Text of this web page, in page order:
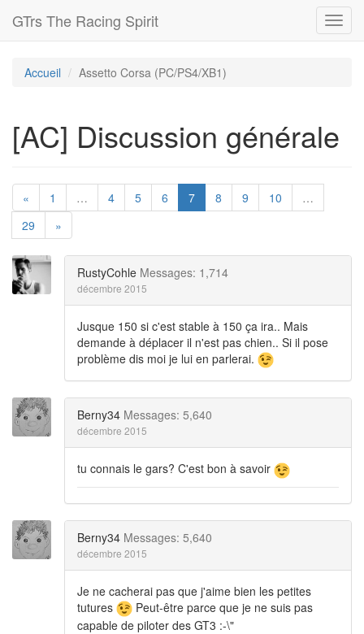
GTrs The Racing Spirit
Accueil Assetto Corsa (PC/PS4/XB1)
[AC] Discussion générale
« 1 … 4 5 6 7 8 9 10
…
29
»
RustyCohle Messages: 1,714
décembre 2015
Jusque 150 si c'est stable à 150 ça ira.. Mais
demande à déplacer il n'est pas chien.. Si il pose
problème dis moi je lui en parlerai.
Berny34 Messages: 5,640
décembre 2015
tu connais le gars? C'est bon à savoir
Berny34 Messages: 5,640
décembre 2015
Je ne cacherai pas que j'aime bien les petites
tutures
Peut-être parce que je ne suis pas
capable de piloter des GT3 :-\"